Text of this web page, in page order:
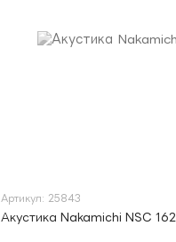
Артикул: 25843
Акустика Nakamichi NSC 162